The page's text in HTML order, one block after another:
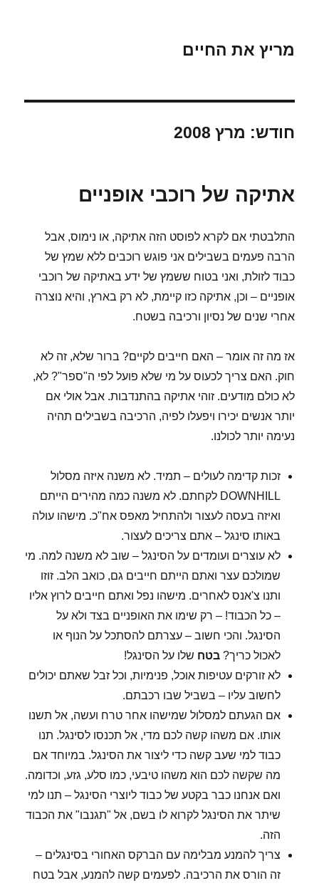
מריץ את החיים
חודש: מרץ 2008
אתיקה של רוכבי אופניים
התלבטתי אם לקרא לפוסט הזה אתיקה, או נימוס, אבל
הרבה פעמים בשבילים אני פוגש רוכבים ללא שמץ של
כבוד לזולת, ואני בטוח ששמץ של ידע באתיקה של רוכבי
אופניים – וכן, אתיקה כזו קיימת, לא רק בארץ, והיא נוצרה
אחרי שנים של נסיון ורכיבה בשטח.
אז מה זה אומר – האם חייבים לקיים? ברור שלא, זה לא
חוק. האם צריך לכעוס על מי שלא פועל לפי ה"ספר"? לא,
לא כולם מודעים. זוהי אתיקה בהתנדבות. אבל אולי אם
יותר אנשים יכירו ויפעלו לפיה, הרכיבה בשבילים תהיה
נעימה יותר לכולנו.
זכות קדימה לעולים – תמיד. לא משנה איזה מסלול
DOWNHILL לקחתם. לא משנה כמה מהירים הייתם
ואיזה בעסה לעצור ולהתחיל מאפס אח"כ. מישהו עולה
באותו סינגל – אתם צריכים לעצור.
לא עוצרים ועומדים על הסינגל – שוב לא משנה למה. מי
שמולכם עצר ואתם הייתם חייבים גם, כואב הלב. זוזו
ותנו צ'אנס לאחרים. מישהו נפל ואתם חייבים לרוץ אליו
– כל הכבוד! – רק שימו את האופניים בצד ולא על
הסינגל. והכי חשוב – עצרתם להסתכל על הנוף או
לאכול כריך?בטח שלו על הסינגל!
לא זורקים עטיפות אוכל, פנימיות, וכל זבל שאתם יכולים
לחשוב עליו – בשביל שבו רכבתם.
אם הגעתם למסלול שמישהו אחר טרח ועשה, אל תשנו
אותו. אם משהו קשה לכם מדי, אל תכנסו לסינגל. תנו
כבוד למי שעב קשה כדי ליצור את הסינגל. במיוחד אם
מה שקשה לכם הוא משהו טיבעי, כמו סלע, גזע, וכדומה.
ואם אנחנו כבר בקטע של כבוד ליוצרי הסינגל – תנו למי
שיתר את הסינגל לקרוא לו בשם, אל "תגנבו" את הכבוד
הזה.
צריך להמנע מבלימה עם הברקס האחורי בסינגלים –
זה הורס את הרכיבה. לפעמים קשה להמנע, אבל בטח